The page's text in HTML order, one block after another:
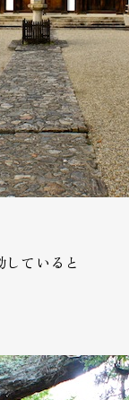
していると